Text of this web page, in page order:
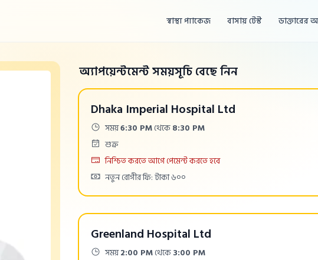
স্বাস্থ্য প্যাকেজ বাসায় টেস্ট ডাক্তারের
অ্যাপয়েন্টমেন্ট সময়সূচি বেছে নিন
Dhaka Imperial Hospital Ltd
Time:সময়6:30 PMথেকে8:30 PM
Days:শুক্র
Payment
নিশ্চিত করতে আগে পেমেন্ট করতে হবে
Cost:নতুন রোগীর ফি: টাকা ৬০০
Greenland Hospital Ltd
Time:সময়2:00 PMথেকে3:00 PM